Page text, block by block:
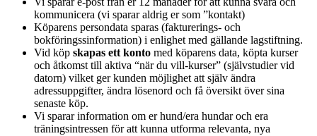
kommunicera (vi sparar aldrig er som ”kontakt)
Köparens persondata sparas (fakturerings- och
bokföringssinformation) i enlighet med gällande lagstiftning.
Vid köp skapas ett konto med köparens data, köpta kurser
och åtkomst till aktiva “när du vill-kurser” (självstudier vid
datorn) vilket ger kunden möjlighet att själv ändra
adressuppgifter, ändra lösenord och få översikt över sina
senaste köp.
Vi sparar information om er hund/era hundar och era
träningsintressen för att kunna utforma relevanta, nya